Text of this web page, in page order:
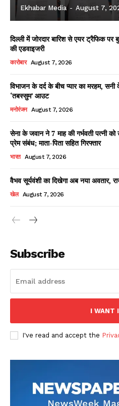
Ekhabar Media - August 7,
दिल्ली में जोरदार बारिश से एयर ट्रैफिक पर
की एडवाइजरी
कारोबार August 7, 2026
विभाजन के दर्द के बीच प्यार का मरहम, सनी
‘तबस्सुम’ आउट
मनोरंजन August 7, 2026
सेना के जवान ने 7 माह की गर्भवती पत्नी
प्रेम संबंध; माता-पिता सहित गिरफ्तार
भारत August 7, 2026
वैभव सूर्यवंशी का दिखेगा अब नया अवतार,
खेल August 7, 2026
Subscribe
I WANT
I've read and accept the